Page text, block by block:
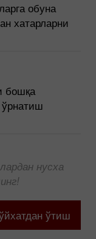
обуна
хатарларни
бошқа
нусха
ўтиш